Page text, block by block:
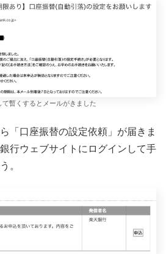
て暫くするとメールがきました
「口座振替の設定依頼」が届きま
行ウェブサイトにログインして手
。